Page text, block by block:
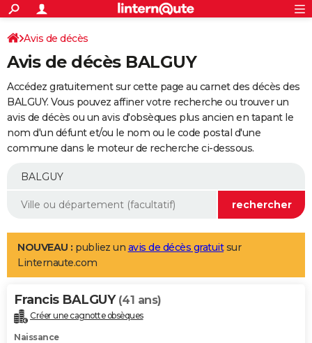
ACTUALITÉS
Politique
Société
Faits Divers
Education
Monde
Villes
+
SPORT
Coupe du monde 2026
Football
Tennis
Cyclisme
Rugby
Forum
Programme TV
TNT
Streaming
Cinéma
Sorties cinéma
Musique
+
FINANCE
Retraite
Epargne
Immobilier
Risques naturels par ville
Banque
Assurance
AUTO
Essais
Réserver un essai
Citadines
Berlines
SUV
Forum auto
+
Mobiles
Meilleur smartphone
Internet
Ordinateurs
Jeux vidéo
Guide high-tech
Aménagement intérieur
LIFESTYLE
Art de vivre
Bien-être
Loisirs
Mode
Modes de vie
Alimentation
Guide de la santé
Maladies
Médicaments
Sommeil
VOYAGE
Destinations
City break
Voyage nature
Voyage de noces
Forum
Climat
+PHOTO
Avis de décès
Avis de décès BALGUY
Accédez gratuitement sur cette page au carnet des décès des
BALGUY. Vous pouvez affiner votre recherche ou trouver un
avis de décès ou un avis d'obsèques plus ancien en tapant le
nom d'un défunt et/ou le nom ou le code postal d'une
commune dans le moteur de recherche ci-dessous.
NOUVEAU : publiez un avis de décès gratuitsur
Linternaute.com
Francis BALGUY (41 ans)
Créer une cagnotte obsèques
Naissance